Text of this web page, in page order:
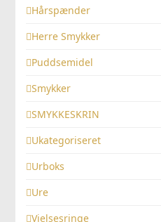
Hårspænder
Herre Smykker
Puddsemidel
Smykker
SMYKKESKRIN
Ukategoriseret
Urboks
Ure
Vielsesringe